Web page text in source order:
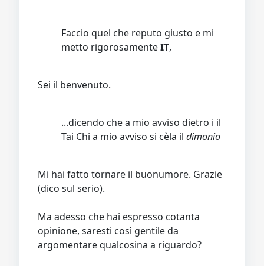
Faccio quel che reputo giusto e mi
metto rigorosamenteIT,
Sei il benvenuto.
...dicendo che a mio avviso dietro i il
Tai Chi a mio avviso si cèla il dimonio
Mi hai fatto tornare il buonumore. Grazie
(dico sul serio).
Ma adesso che hai espresso cotanta
opinione, saresti così gentile da
argomentare qualcosina a riguardo?